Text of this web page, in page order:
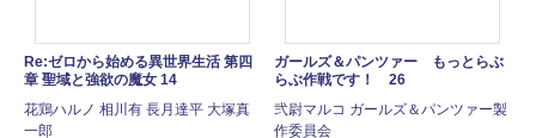
Re:ゼロから始める異世界生活 第四
章 聖域と強欲の魔女 14
花鶏ハルノ 相川有 長月達平 大塚真
一郎
ガールズ＆パンツァー もっとらぶ
らぶ作戦です！ 26
弐尉マルコ ガールズ＆パンツァー製
作委員会